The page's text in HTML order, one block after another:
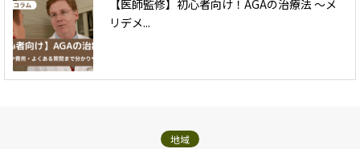
【医師監修】初心者向け！AGAの治療法 〜メ
リデメ...
地域